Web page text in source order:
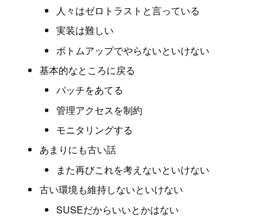
人々はゼロトラストと言っている
実装は難しい
ボトムアップでやらないといけない
基本的なところに戻る
パッチをあてる
管理アクセスを制約
モニタリングする
あまりにも古い話
また再びこれを考えないといけない
古い環境も維持しないといけない
SUSEだからいいとかはない